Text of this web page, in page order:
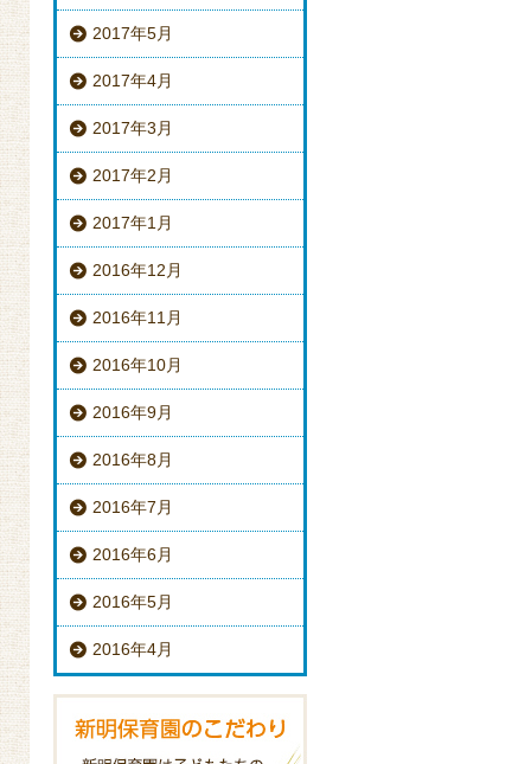
2017年5月
2017年4月
2017年3月
2017年2月
2017年1月
2016年12月
2016年11月
2016年10月
2016年9月
2016年8月
2016年7月
2016年6月
2016年5月
2016年4月